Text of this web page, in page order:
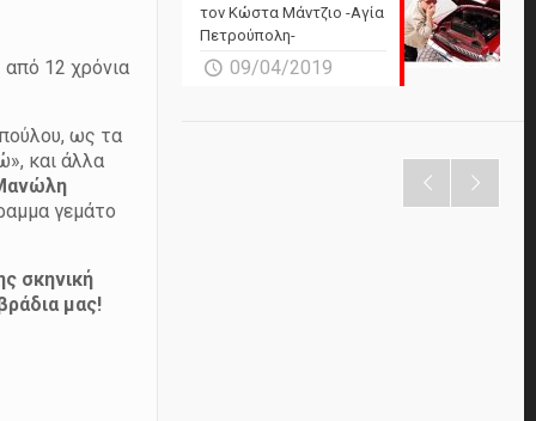
από 12 χρόνια
ως τα
και άλλα
γεμάτο
σκηνική
μας!
τον Κώστα Μάντζιο -Αγία
Πετρούπολη-
09/04/2019